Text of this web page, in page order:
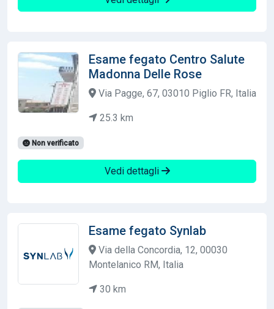
Esame fegato Centro Salute
Madonna Delle Rose
Via Pagge, 67, 03010 Piglio FR, Italia
25.3 km
Non verificato
Vedi dettagli
Esame fegato Synlab
Via della Concordia, 12, 00030
Montelanico RM, Italia
30 km